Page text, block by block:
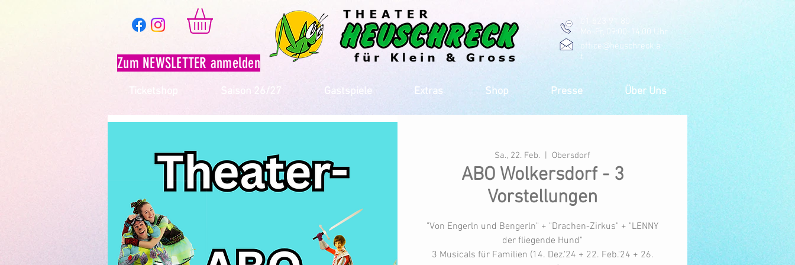
Zum NEWSLETTER anmelden
01 523 91 80
Mo-Fr, 09:00-14:00 Uhr
office@heuschreck.a
t
Ticketshop Saison 26/27 Gastspiele Extras Shop Presse Über Uns
Sa., 22. Feb. Obersdorf
ABO Wolkersdorf - 3
Vorstellungen
"Von Engerln und Bengerln" + "Drachen-Zirkus" + "LENNY
der fliegende Hund"
3 Musicals für Familien (14. Dez.'24 + 22. Feb.'24 + 26.